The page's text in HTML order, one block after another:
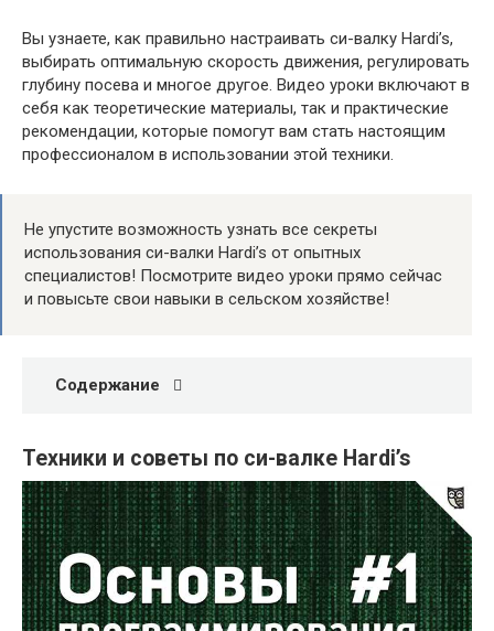
Вы узнаете, как правильно настраивать си-валку Hardi’s,
выбирать оптимальную скорость движения, регулировать
глубину посева и многое другое. Видео уроки включают в
себя как теоретические материалы, так и практические
рекомендации, которые помогут вам стать настоящим
профессионалом в использовании этой техники.
Не упустите возможность узнать все секреты
использования си-валки Hardi’s от опытных
специалистов! Посмотрите видео уроки прямо сейчас
и повысьте свои навыки в сельском хозяйстве!
Содержание
Техники и советы по си-валке Hardi’s